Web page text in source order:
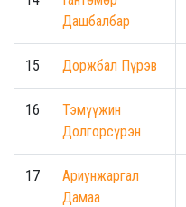
Дашбалбар
15 Доржбал Пүрэв
16
Тэмүүжин
Долгорсүрэн
17
Ариунжаргал
Дамаа